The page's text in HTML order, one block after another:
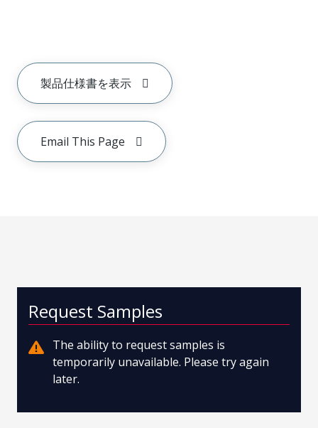
製品仕様書を表示
Email This Page
Request Samples
The ability to request samples is
temporarily unavailable. Please try again
later.